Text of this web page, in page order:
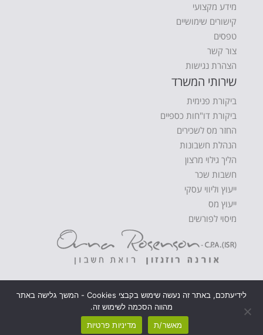
מידע מקצועי
קישורים שימושיים
טפסים
צור קשר
הצהרת נגישות
שירותי המשרד
ביקורת פנימית
ביקורת דו"חות כספיים
החזר מס לשכירים
הנהלת חשבונות
הליך גילוי מרצון
חשבות שכר
ייעוץ וליווי עסקי
ייעוץ מס
מיסוי לפורשים
© כל הזכויות שמורות משרד רו"ח אורנה רוזנזון
בניית אתר
לידיעתכם, באתר זה נעשה שימוש בקבצי Cookies - המשך גלישה באתר
מהווה הסכמה לשימוש זה.
מאשר/ת
מדיניות פרטיות